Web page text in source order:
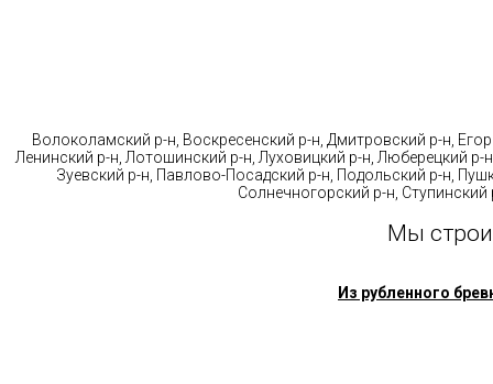
Волоколамский р-н, Воскресенский р-н, Дмитровский р-н,
Ленинский р-н, Лотошинский р-н, Луховицкий р-н, Люберецкий
Зуевский р-н, Павлово-Посадский р-н, Подольский р-н,
Солнечногорский р-н,
Мы
Из рубленного